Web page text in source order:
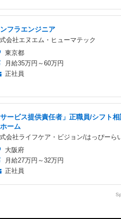
フラエンジニア
会社エヌエム・ヒューマテック
東京都
月給35万円～60万円
正社員
サービス提供責任者」正職員/シフト
ーム
会社ライフケア・ビジョン/はっぴーら
大阪府
月給27万円～32万円
正社員